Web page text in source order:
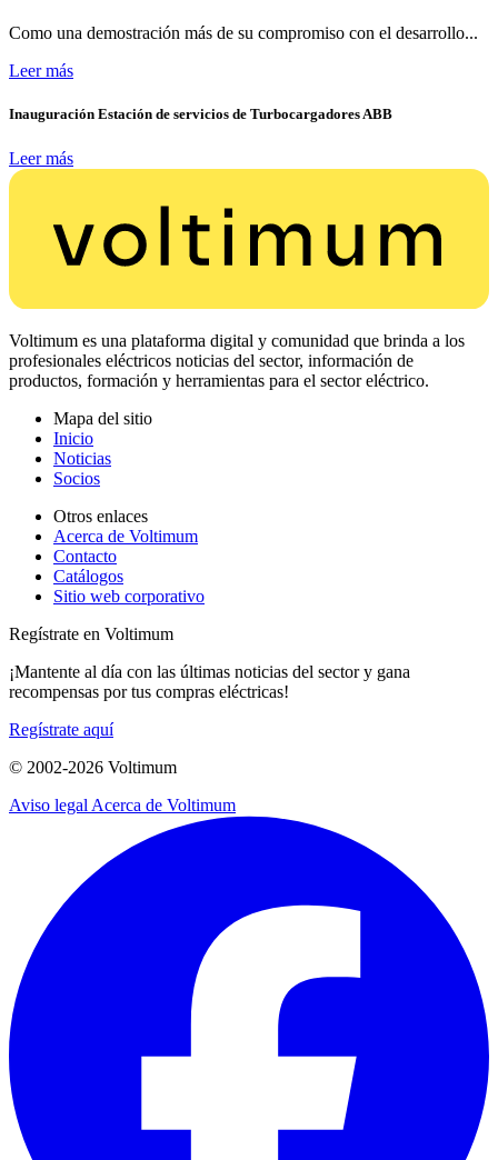
Como una demostración más de su compromiso con el desarrollo...
Leer más
Inauguración Estación de servicios de Turbocargadores ABB
Leer más
Voltimum es una plataforma digital y comunidad que brinda a los
profesionales eléctricos noticias del sector, información de
productos, formación y herramientas para el sector eléctrico.
Mapa del sitio
Inicio
Noticias
Socios
Otros enlaces
Acerca de Voltimum
Contacto
Catálogos
Sitio web corporativo
Regístrate en Voltimum
¡Mantente al día con las últimas noticias del sector y gana
recompensas por tus compras eléctricas!
Regístrate aquí
© 2002-2026 Voltimum
Aviso legal Acerca de Voltimum